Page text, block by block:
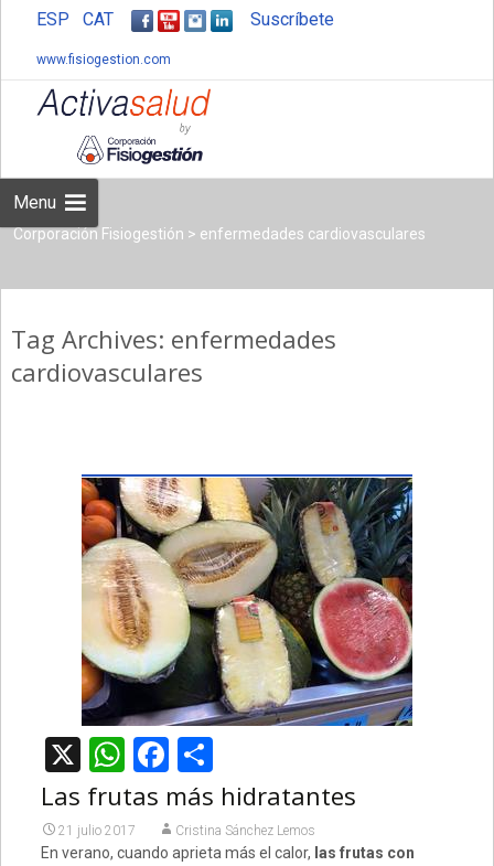
ESP CAT Suscríbete
www.fisiogestion.com
Menu
Corporación Fisiogestión > enfermedades cardiovasculares
Tag Archives: enfermedades
cardiovasculares
X WhatsApp
Facebook
Compartir
Las frutas más hidratantes
21 julio 2017 Cristina Sánchez Lemos
En verano, cuando aprieta más el calor, las frutas con